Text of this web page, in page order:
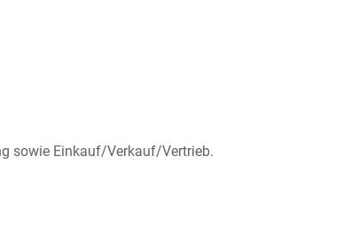
sowie Einkauf/Verkauf/Vertrieb.